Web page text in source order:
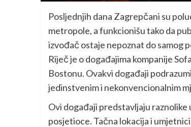
Posljednjih dana Zagrepčani su
metropole, a funkcionišu tako da
izvođač ostaje nepoznat do samog
Riječ je o događajima kompanije
Bostonu. Ovakvi događaji
jedinstvenim i nekonvencionalnim
Ovi događaji predstavljaju
posjetioce. Tačna lokacija i